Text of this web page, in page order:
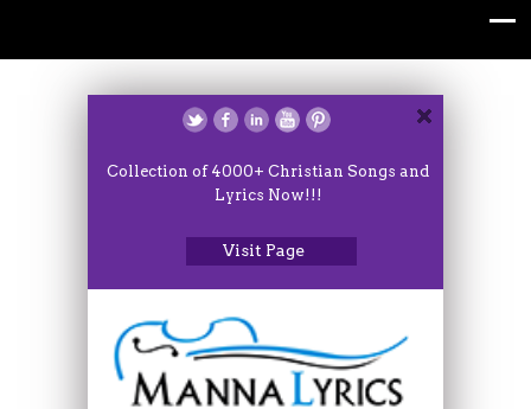
Collection of 4000+ Christian Songs and
Lyrics Now!!!
Visit Page